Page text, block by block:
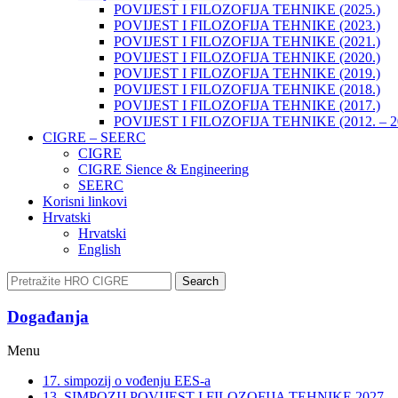
POVIJEST I FILOZOFIJA TEHNIKE (2025.)
POVIJEST I FILOZOFIJA TEHNIKE (2023.)
POVIJEST I FILOZOFIJA TEHNIKE (2021.)
POVIJEST I FILOZOFIJA TEHNIKE (2020.)
POVIJEST I FILOZOFIJA TEHNIKE (2019.)
POVIJEST I FILOZOFIJA TEHNIKE (2018.)
POVIJEST I FILOZOFIJA TEHNIKE (2017.)
POVIJEST I FILOZOFIJA TEHNIKE (2012. –
CIGRE – SEERC
CIGRE
CIGRE Sience & Engineering
SEERC
Korisni linkovi
Hrvatski
Hrvatski
English
Search
Događanja​
Menu
17. simpozij o vođenju EES-a